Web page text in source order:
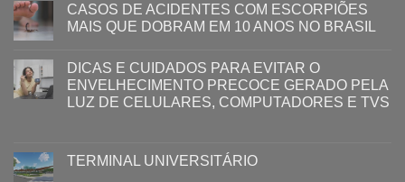
CASOS DE ACIDENTES COM ESCORPIÕES
MAIS QUE DOBRAM EM 10 ANOS NO BRASIL
DICAS E CUIDADOS PARA EVITAR O
ENVELHECIMENTO PRECOCE GERADO PELA
LUZ ​DE CELULARES, COMPUTADORES E TVS​​
TERMINAL UNIVERSITÁRIO